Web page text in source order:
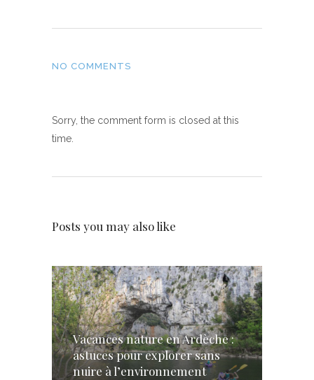
NO COMMENTS
Sorry, the comment form is closed at this
time.
Posts you may also like
Vacances nature en Ardèche :
astuces pour explorer sans
nuire à l’environnement